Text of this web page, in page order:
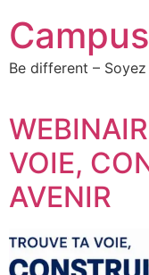
Be different –
VOIE,
AVENIR